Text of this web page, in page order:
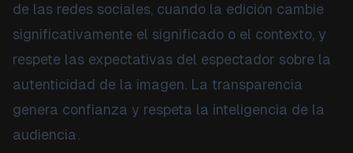
de las redes sociales, cuando la edición cambie
significativamente el significado o el contexto, y
respete las expectativas del espectador sobre la
autenticidad de la imagen. La transparencia
genera confianza y respeta la inteligencia de la
audiencia.